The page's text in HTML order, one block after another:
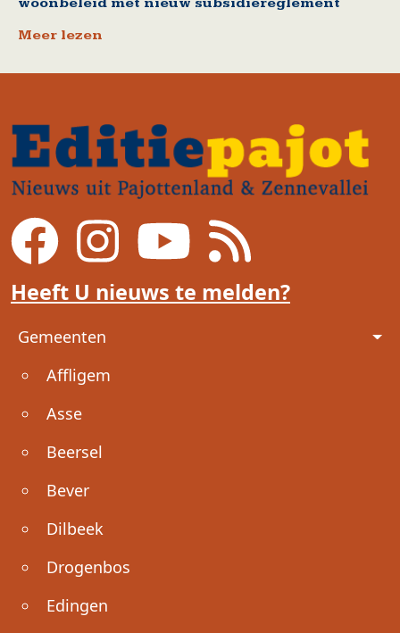
woonbeleid met nieuw subsidiereglement
Meer lezen
Heeft U nieuws te melden?
Voet
Gemeenten
Affligem
Asse
Beersel
Bever
Dilbeek
Drogenbos
Edingen